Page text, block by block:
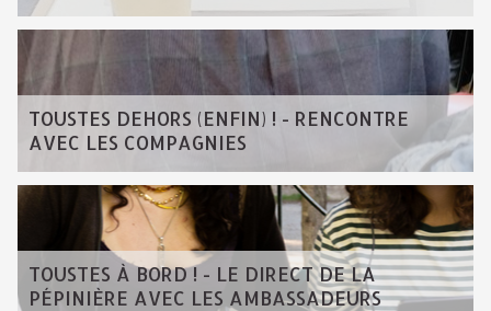
TOUSTES DEHORS (ENFIN) ! - RENCONTRE
AVEC LES COMPAGNIES
TOUSTES À BORD ! - LE DIRECT DE LA
PÉPINIÈRE AVEC LES AMBASSADEURS